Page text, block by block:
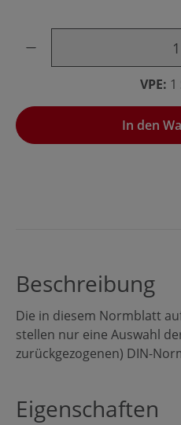
VPE:
In den
Beschreibung
Die in diesem Normblatt
stellen nur eine Auswahl
zurückgezogenen) DIN-
Eigenschaften